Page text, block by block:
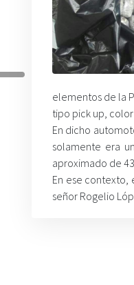
elementos de la
tipo pick up,
En dicho
solamente era
aproximado de
En ese contexto,
señor Rogelio